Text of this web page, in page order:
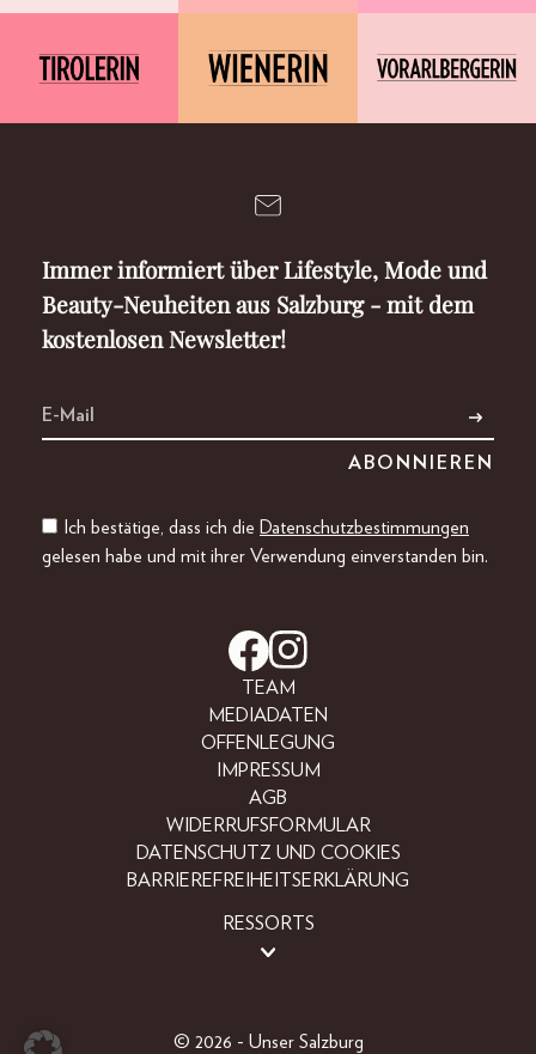
Immer informiert über Lifestyle, Mode und
Beauty-Neuheiten aus Salzburg - mit dem
kostenlosen Newsletter!
Ich bestätige, dass ich die Datenschutzbestimmungen
gelesen habe und mit ihrer Verwendung einverstanden bin.
TEAM
MEDIADATEN
OFFENLEGUNG
IMPRESSUM
AGB
WIDERRUFSFORMULAR
DATENSCHUTZ UND COOKIES
BARRIEREFREIHEITSERKLÄRUNG
RESSORTS
© 2026 - Unser Salzburg